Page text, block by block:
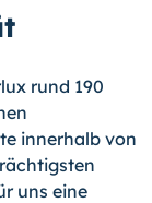
rund 190
innerhalb von
uns eine